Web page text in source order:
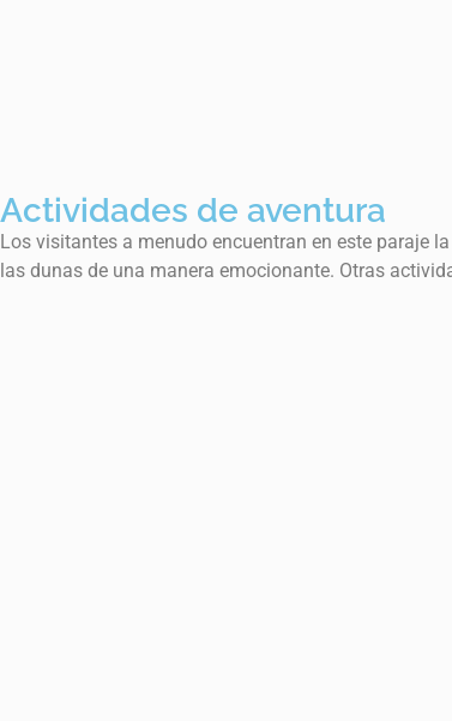
Actividades de aventura
Los visitantes a menudo encuentran en este paraje
las dunas de una manera emocionante. Otras